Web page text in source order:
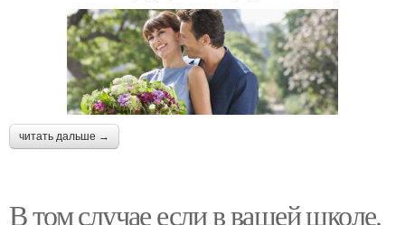
читать дальше →
В том случае если в вашей школе.